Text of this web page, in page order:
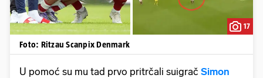
17
Foto: Ritzau Scanpix Denmark
U pomoć su mu tad prvo pritrčali suigrač Simon